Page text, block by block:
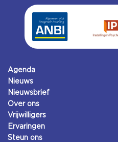
Agenda
Nieuws
Nieuwsbrief
Over ons
Vrijwilligers
Ervaringen
Steun ons